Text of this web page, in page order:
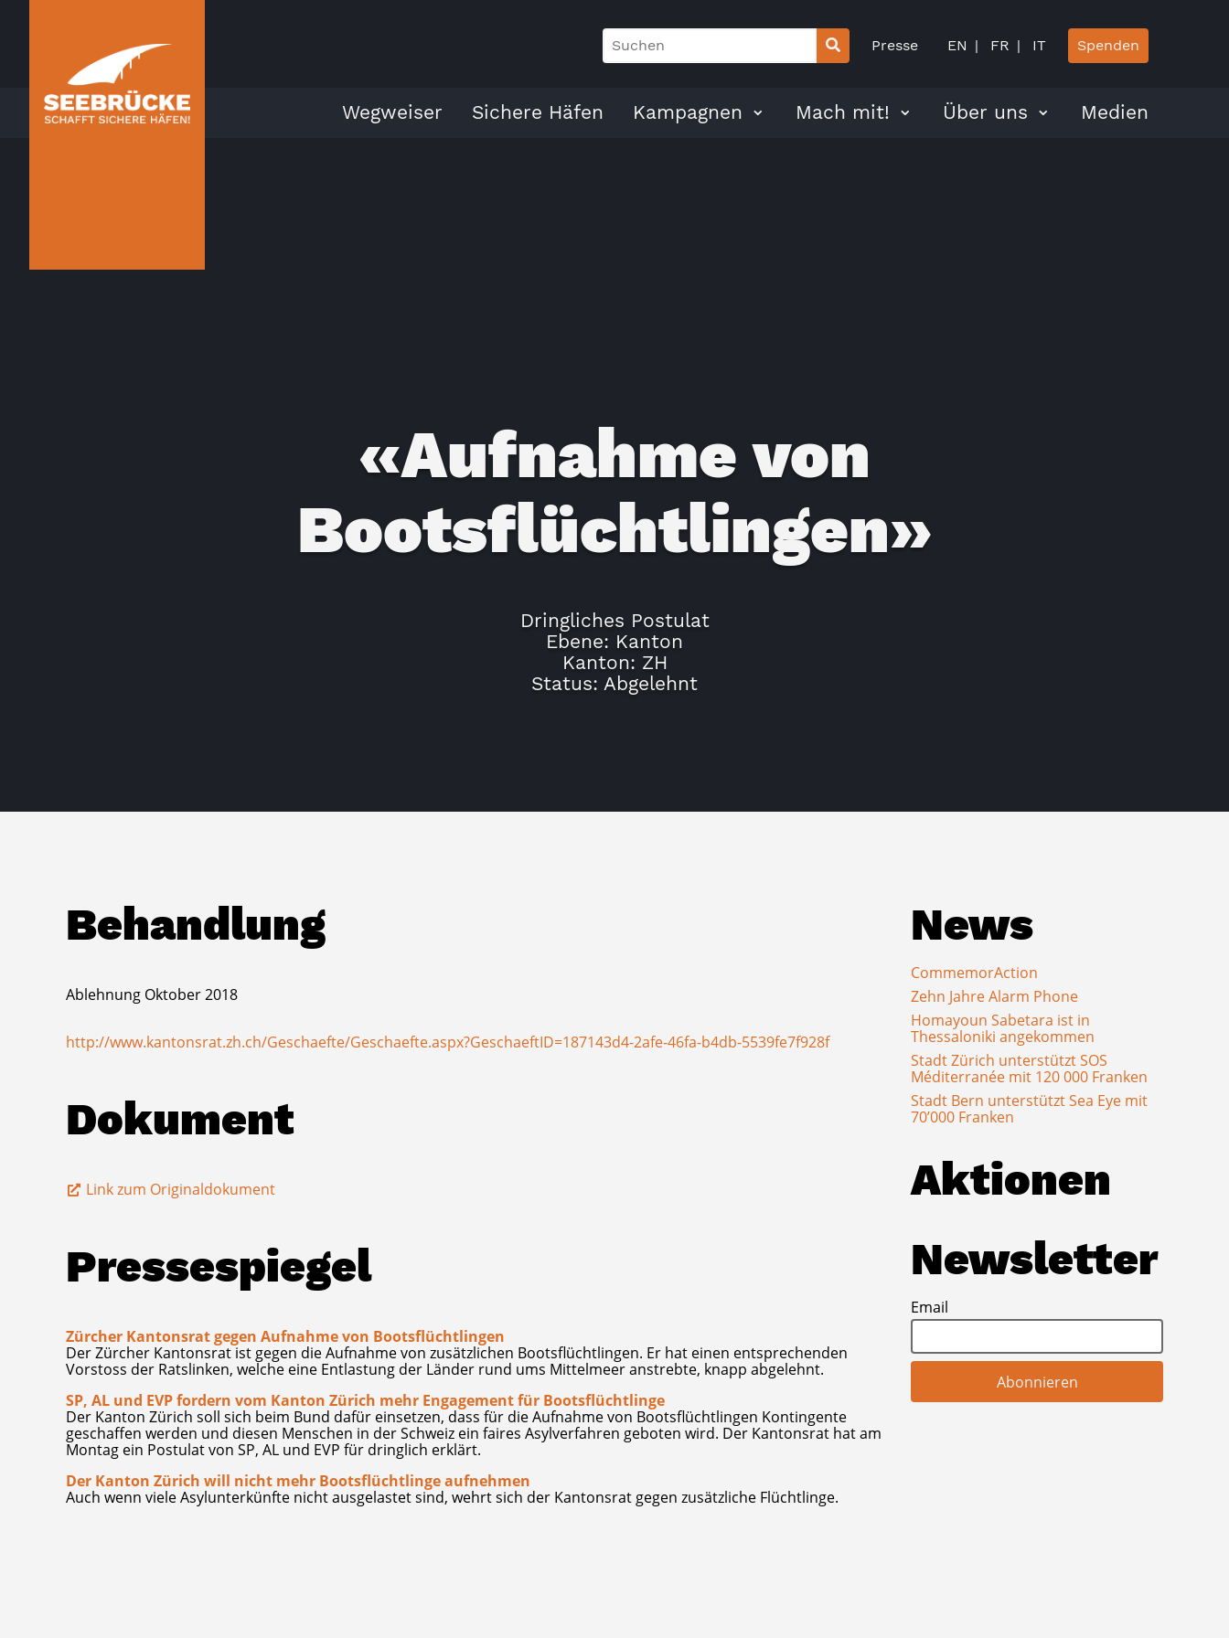
Wegweiser Sichere Häfen Kampagnen Mach mit! Über uns Medien
Presse EN FR IT Spenden
«Aufnahme von
Bootsflüchtlingen»
Dringliches Postulat
Ebene: Kanton
Kanton: ZH
Status: Abgelehnt
Behandlung
Ablehnung Oktober 2018
http://www.kantonsrat.zh.ch/Geschaefte/Geschaefte.aspx?GeschaeftID=187143d4-2afe-46fa-b4db-5539fe7f928f
Dokument
Link zum Originaldokument
Pressespiegel
Zürcher Kantonsrat gegen Aufnahme von Bootsflüchtlingen
Der Zürcher Kantonsrat ist gegen die Aufnahme von zusätzlichen Bootsflüchtlingen. Er hat einen entsprechenden
Vorstoss der Ratslinken, welche eine Entlastung der Länder rund ums Mittelmeer anstrebte, knapp abgelehnt.
SP, AL und EVP fordern vom Kanton Zürich mehr Engagement für Bootsflüchtlinge
Der Kanton Zürich soll sich beim Bund dafür einsetzen, dass für die Aufnahme von Bootsflüchtlingen Kontingente
geschaffen werden und diesen Menschen in der Schweiz ein faires Asylverfahren geboten wird. Der Kantonsrat hat am
Montag ein Postulat von SP, AL und EVP für dringlich erklärt.
Der Kanton Zürich will nicht mehr Bootsflüchtlinge aufnehmen
Auch wenn viele Asylunterkünfte nicht ausgelastet sind, wehrt sich der Kantonsrat gegen zusätzliche Flüchtlinge.
News
CommemorAction
Zehn Jahre Alarm Phone
Homayoun Sabetara ist in
Thessaloniki angekommen
Stadt Zürich unterstützt SOS
Méditerranée mit 120 000 Franken
Stadt Bern unterstützt Sea Eye mit
70’000 Franken
Aktionen
Newsletter
Email